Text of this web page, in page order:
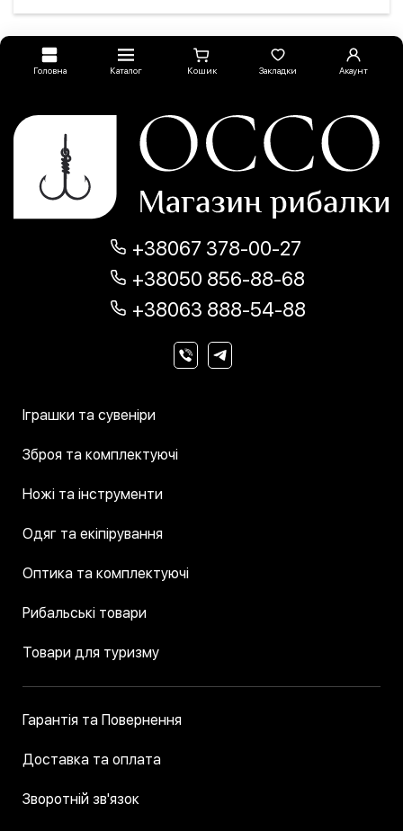
Головна Каталог Кошик Закладки Акаунт
+38067 378-00-27
+38050 856-88-68
+38063 888-54-88
Іграшки та сувеніри
Зброя та комплектуючі
Ножі та інструменти
Одяг та екіпірування
Оптика та комплектуючі
Рибальські товари
Товари для туризму
Гарантія та Повернення
Доставка та оплата
Зворотній зв'язок